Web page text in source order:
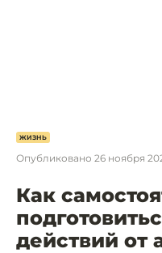
ЖИЗНЬ
Опубликовано 26 ноября
Как
действий от